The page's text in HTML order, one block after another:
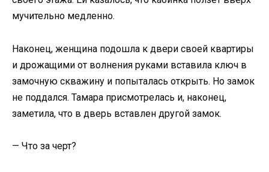
мучительно медленно.
Наконец, женщина подошла к двери своей квартиры
и дрожащими от волнения руками вставила ключ в
замочную скважину и попыталась открыть. Но замок
не поддался. Тамара присмотрелась и, наконец,
заметила, что в дверь вставлен другой замок.
— Что за черт?